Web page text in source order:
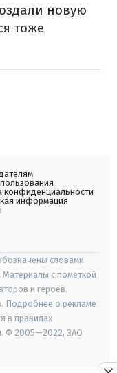
новую
тоже
конфиденциальности
информация
словами
Материалы с пометкой
и героев.
Подробнее о рекламе
в правилах
© 2005—2022, ЗАО